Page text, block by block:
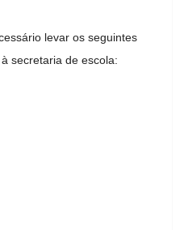
levar os seguintes
secretaria de escola: